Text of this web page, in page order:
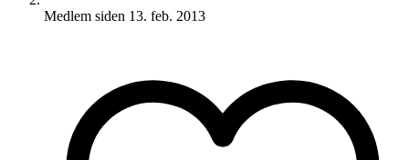
Medlem siden 13. feb. 2013